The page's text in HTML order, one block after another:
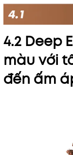
4.2 Deep
màu với
đến ấm